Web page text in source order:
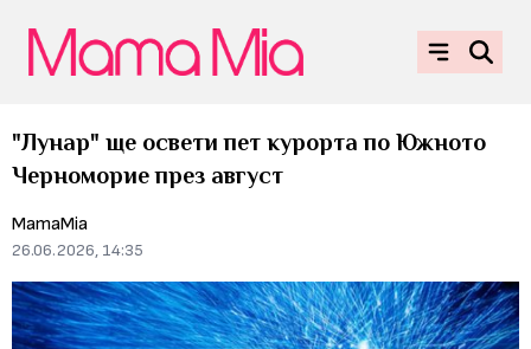
"Лунар" ще освети пет курорта по Южното
Черноморие през август
MamaMia
26.06.2026, 14:35